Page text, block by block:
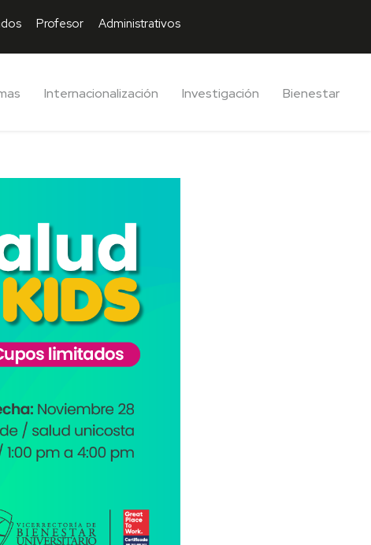
Profesor Administrativos
Internacionalización Investigación Bienestar